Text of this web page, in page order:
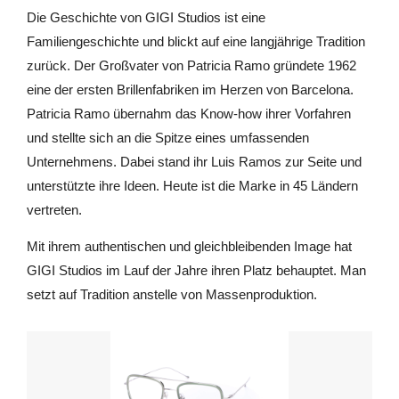
Die Geschichte von GIGI Studios ist eine
Familiengeschichte und blickt auf eine langjährige Tradition
zurück. Der Großvater von Patricia Ramo gründete 1962
eine der ersten Brillenfabriken im Herzen von Barcelona.
Patricia Ramo übernahm das Know-how ihrer Vorfahren
und stellte sich an die Spitze eines umfassenden
Unternehmens. Dabei stand ihr Luis Ramos zur Seite und
unterstützte ihre Ideen. Heute ist die Marke in 45 Ländern
vertreten.
Mit ihrem authentischen und gleichbleibenden Image hat
GIGI Studios im Lauf der Jahre ihren Platz behauptet. Man
setzt auf Tradition anstelle von Massenproduktion.